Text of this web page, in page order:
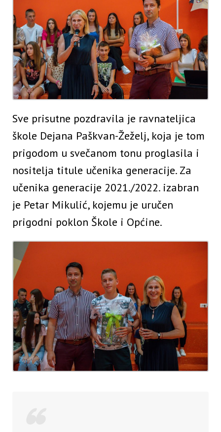
Sve prisutne pozdravila je ravnateljica
škole Dejana Paškvan-Žeželj, koja je tom
prigodom u svečanom tonu proglasila i
nositelja titule učenika generacije. Za
učenika generacije 2021./2022. izabran
je Petar Mikulić, kojemu je uručen
prigodni poklon Škole i Općine.